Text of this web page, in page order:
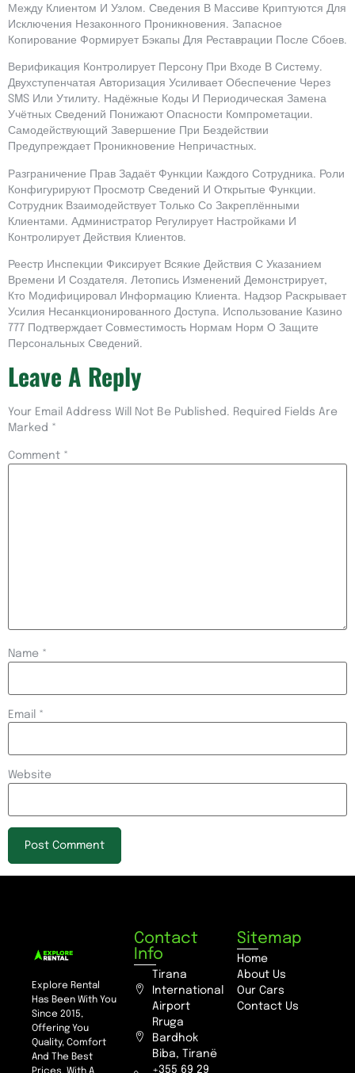
Между Клиентом И Узлом. Сведения В Массиве Криптуются Для
Исключения Незаконного Проникновения. Запасное
Копирование Формирует Бэкапы Для Реставрации После Сбоев.
Верификация Контролирует Персону При Входе В Систему.
Двухступенчатая Авторизация Усиливает Обеспечение Через
SMS Или Утилиту. Надёжные Коды И Периодическая Замена
Учётных Сведений Понижают Опасности Компрометации.
Самодействующий Завершение При Бездействии
Предупреждает Проникновение Непричастных.
Разграничение Прав Задаёт Функции Каждого Сотрудника. Роли
Конфигурируют Просмотр Сведений И Открытые Функции.
Сотрудник Взаимодействует Только Со Закреплёнными
Клиентами. Администратор Регулирует Настройками И
Контролирует Действия Клиентов.
Реестр Инспекции Фиксирует Всякие Действия С Указанием
Времени И Создателя. Летопись Изменений Демонстрирует,
Кто Модифицировал Информацию Клиента. Надзор Раскрывает
Усилия Несанкционированного Доступа. Использование Казино
777 Подтверждает Совместимость Нормам Норм О Защите
Персональных Сведений.
Leave A Reply
Your Email Address Will Not Be Published. Required Fields Are
Marked *
Comment *
Name *
Email *
Website
Explore Rental
Has Been With You
Since 2015,
Offering You
Quality, Comfort
And The Best
Contact
Info
Tirana
International
Airport
Rruga
Bardhok
Biba, Tiranë
+355 69 29
Sitemap
Home
About Us
Our Cars
Contact Us